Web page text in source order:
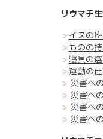
リウマチ
> イスの
> ものの
>寝具の
>運動の
> 災害へ
> 災害へ
> 災害へ
> 災害へ